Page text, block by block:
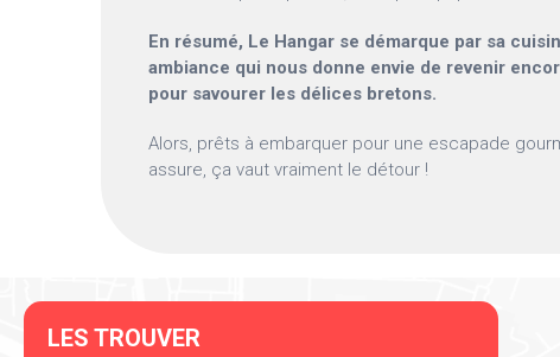
En résumé, Le Hangar se démarque par sa
ambiance qui nous donne envie de revenir
pour savourer les délices bretons.
Alors, prêts à embarquer pour une escapade
assure, ça vaut vraiment le détour !
LES TROUVER